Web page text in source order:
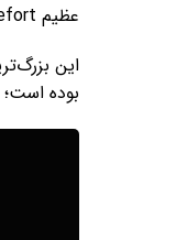
عظیم Vredefort را در آفریقای جنوبی امروزی ایجاد نمود.
بوده